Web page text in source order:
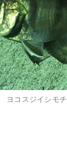
ヨコスジイシモチ